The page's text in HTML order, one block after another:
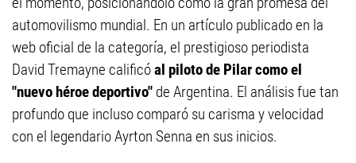
automovilismo mundial. En un artículo publicado en la
web oficial de la categoría, el prestigioso periodista
David Tremayne calificóal piloto de Pilar como el
"nuevo héroe deportivo" de Argentina. El análisis fue tan
profundo que incluso comparó su carisma y velocidad
con el legendario Ayrton Senna en sus inicios.